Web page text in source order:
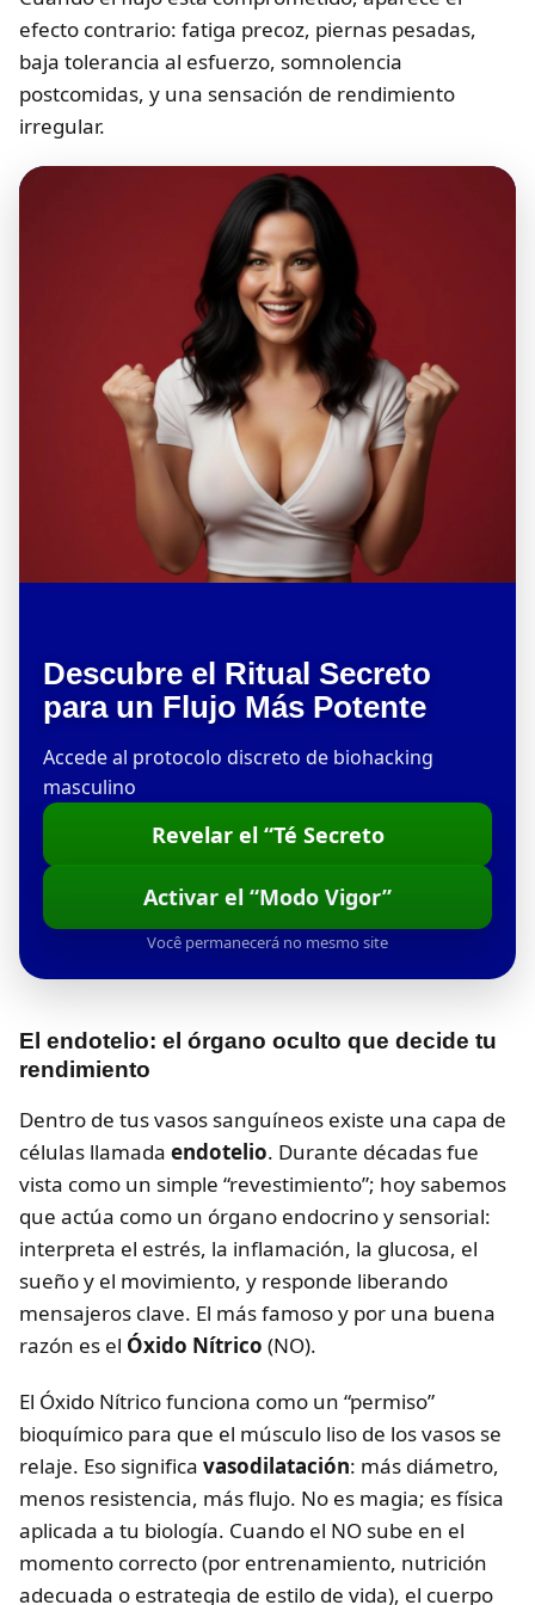
efecto contrario: fatiga precoz, piernas pesadas,
baja tolerancia al esfuerzo, somnolencia
postcomidas, y una sensación de rendimiento
irregular.
Descubre el Ritual Secreto
para un Flujo Más Potente
Accede al protocolo discreto de biohacking
masculino
Revelar el “Té Secreto
Activar el “Modo Vigor”
Você permanecerá no mesmo site
El endotelio: el órgano oculto que decide tu
rendimiento
Dentro de tus vasos sanguíneos existe una capa de
células llamada endotelio. Durante décadas fue
vista como un simple “revestimiento”; hoy sabemos
que actúa como un órgano endocrino y sensorial:
interpreta el estrés, la inflamación, la glucosa, el
sueño y el movimiento, y responde liberando
mensajeros clave. El más famoso y por una buena
razón es el Óxido Nítrico (NO).
El Óxido Nítrico funciona como un “permiso”
bioquímico para que el músculo liso de los vasos se
relaje. Eso significa vasodilatación: más diámetro,
menos resistencia, más flujo. No es magia; es física
aplicada a tu biología. Cuando el NO sube en el
momento correcto (por entrenamiento, nutrición
adecuada o estrategia de estilo de vida), el cuerpo